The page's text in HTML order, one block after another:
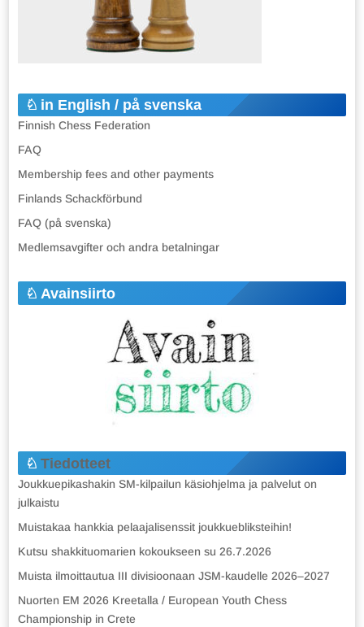
in English / på svenska
Finnish Chess Federation
FAQ
Membership fees and other payments
Finlands Schackförbund
FAQ (på svenska)
Medlemsavgifter och andra betalningar
Avainsiirto
Tiedotteet
Joukkuepikashakin SM-kilpailun käsiohjelma ja palvelut on
julkaistu
Muistakaa hankkia pelaajalisenssit joukkuebliksteihin!
Kutsu shakkituomarien kokoukseen su 26.7.2026
Muista ilmoittautua III divisioonaan JSM-kaudelle 2026–2027
Nuorten EM 2026 Kreetalla / European Youth Chess
Championship in Crete